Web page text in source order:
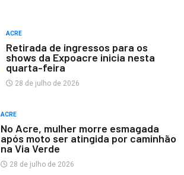
ACRE
Retirada de ingressos para os
shows da Expoacre inicia nesta
quarta-feira
28 de julho de 2026
ACRE
No Acre, mulher morre esmagada
após moto ser atingida por caminhão
na Via Verde
28 de julho de 2026